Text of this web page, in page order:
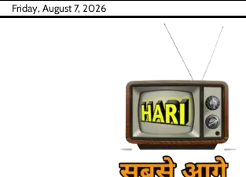
SkipFriday, August 7, 2026